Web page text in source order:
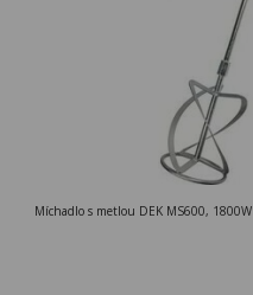
Míchadlo s metlou DEK MS600, 1800W